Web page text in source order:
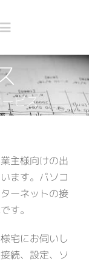
Toggle
ビス
主様向けの出
ます。パソコ
ーネットの接
す。
宅にお伺いし
続、設定、ソ